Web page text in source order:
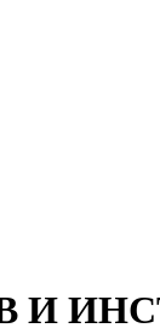
И